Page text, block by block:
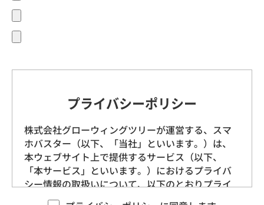
プライバシーポリシー
株式会社グローウィングツリーが運営する、スマ
ホバスター（以下、「当社」といいます。）は、
本ウェブサイト上で提供するサービス（以下、
「本サービス」といいます。）におけるプライバ
シー情報の取扱いについて、以下のとおりプライ
バシーポリシー（以下、「本ポリシー」といいま